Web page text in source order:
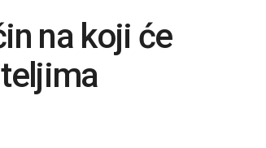
na koji će